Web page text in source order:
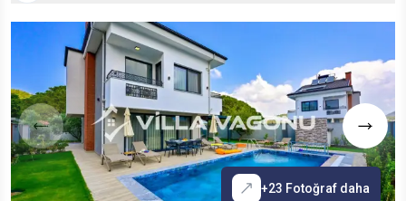
+23 Fotoğraf daha